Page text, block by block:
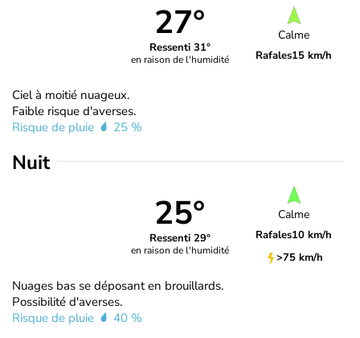
27°
Ressenti 31°
en raison de l'humidité
Calme
Rafales15 km/h
Ciel à moitié nuageux.
Faible risque d'averses.
Risque de pluie
25 %
Nuit
25°
Ressenti 29°
en raison de l'humidité
Calme
Rafales10 km/h
>75 km/h
Nuages bas se déposant en brouillards.
Possibilité d'averses.
Risque de pluie
40 %